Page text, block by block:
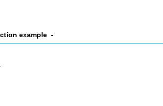
example